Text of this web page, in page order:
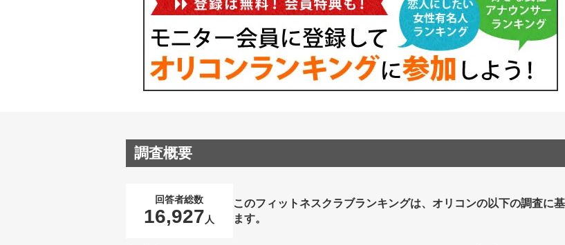
調査概要
回答者総数
16,927 人
このフィットネスクラブランキングは、オリコンの以下の調査に
ます。